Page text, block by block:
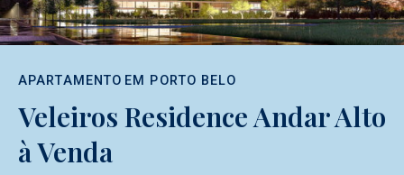
APARTAMENTO EM PORTO BELO
Veleiros Residence Andar Alto
à Venda